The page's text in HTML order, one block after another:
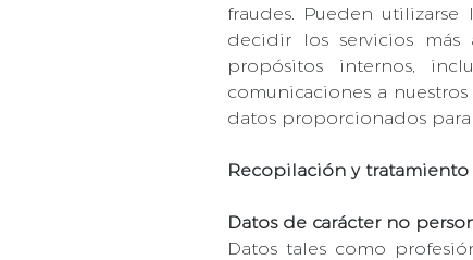
fraudes. Pueden
decidir los servicios más
propósitos internos,
comunicaciones a
datos proporcionados
Recopilación y
Datos de carácter no
Datos tales como